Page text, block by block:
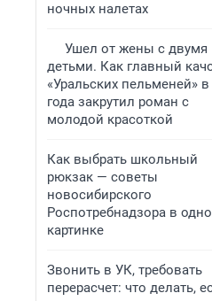
ночных налетах
Ушел от жены с двумя
детьми. Как главный
«Уральских пельменей» в
года закрутил роман с
молодой красоткой
Как выбрать школьный
рюкзак — советы
новосибирского
Роспотребнадзора в
картинке
Звонить в УК, требовать
перерасчет: что делать,